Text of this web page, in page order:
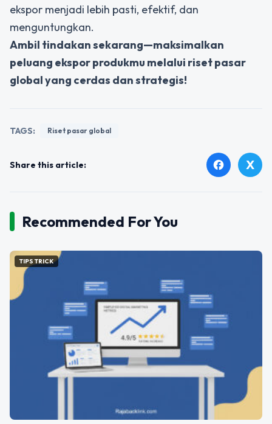
ekspor menjadi lebih pasti, efektif, dan
menguntungkan.
Ambil tindakan sekarang—maksimalkan
peluang ekspor produkmu melalui riset pasar
global yang cerdas dan strategis!
TAGS: Riset pasar global
Share this article: facebook X
Recommended For You
TIPS TRICK